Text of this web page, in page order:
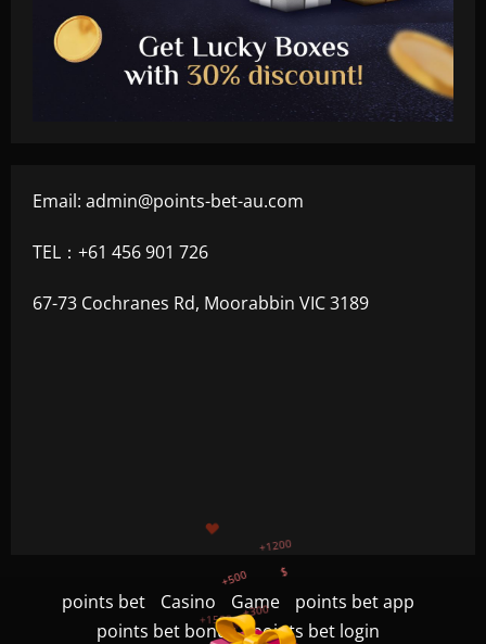
Email: admin@points-bet-au.com
TEL：+61 456 901 726
67-73 Cochranes Rd, Moorabbin VIC 3189
points bet Casino Game
points bet app
points bet bonus
points bet login
+300
+1200